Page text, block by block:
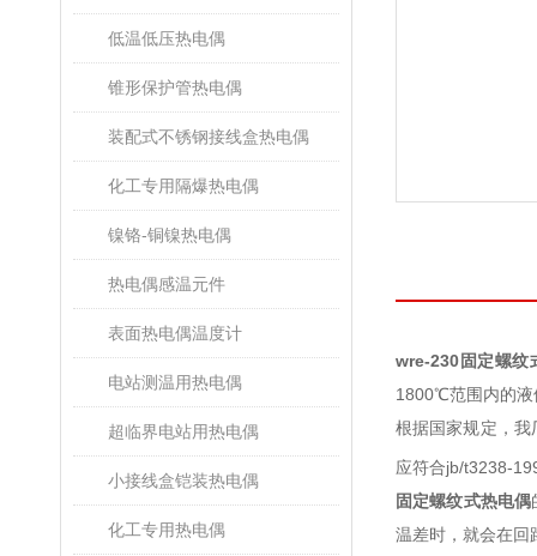
低温低压热电偶
锥形保护管热电偶
装配式不锈钢接线盒热电偶
化工专用隔爆热电偶
镍铬-铜镍热电偶
热电偶感温元件
表面热电偶温度计
电站测温用热电偶
超临界电站用热电偶
小接线盒铠装热电偶
化工专用热电偶
wre-230固定螺纹
1800℃范围内的液
根据国家规定，
应符合jb/t3238-
固定螺纹式热电偶
温差时，就会在